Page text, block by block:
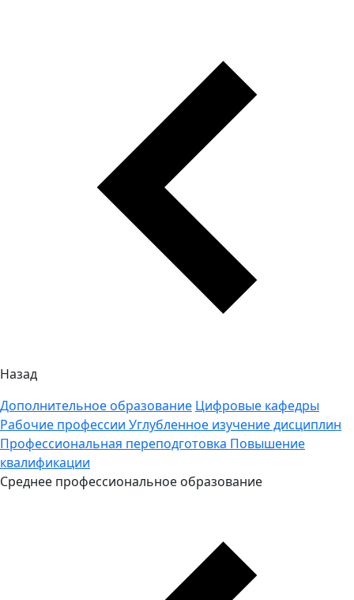
Назад
Дополнительное образование Цифровые кафедры
Рабочие профессии Углубленное изучение дисциплин
Профессиональная переподготовка Повышение
квалификации
Среднее профессиональное образование